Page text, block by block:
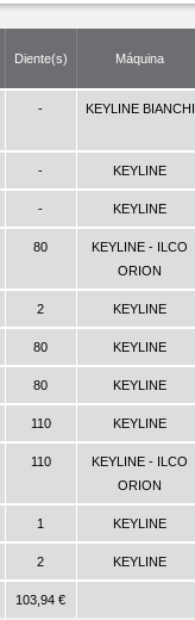
Diente(s) Máquina
- KEYLINE BIANCHI
- KEYLINE
- KEYLINE
80
KEYLINE - ILCO
ORION
2 KEYLINE
80 KEYLINE
80 KEYLINE
110 KEYLINE
110
KEYLINE - ILCO
ORION
1 KEYLINE
2 KEYLINE
103,94 €